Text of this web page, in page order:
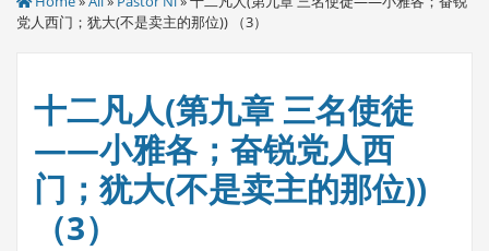
党人西门；犹大(不是卖主的那位)) （3）
十二凡人(第九章 三名使徒
——小雅各；奋锐党人西
门；犹大(不是卖主的那位))
（3）